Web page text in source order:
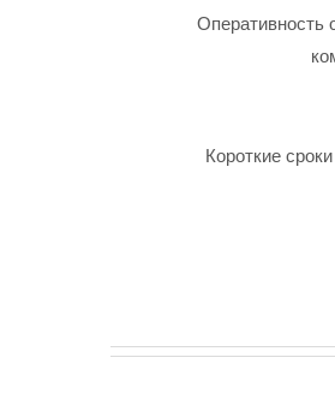
Оперативность
Короткие